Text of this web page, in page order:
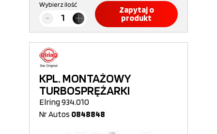
Wybierz ilość
Zapytaj o
produkt
KPL. MONTAŻOWY
TURBOSPRĘŻARKI
Elring 934.010
Nr Autos 0848848